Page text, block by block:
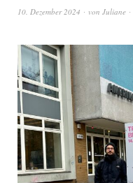
10. Dezember 2024 von Juliane